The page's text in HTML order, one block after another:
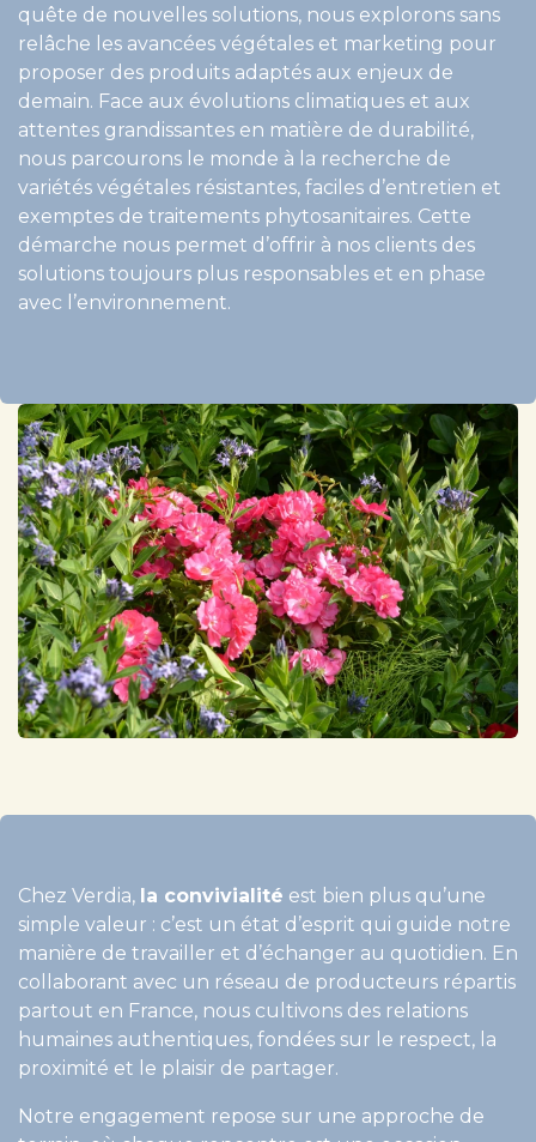
quête de nouvelles solutions, nous explorons sans
relâche les avancées végétales et marketing pour
proposer des produits adaptés aux enjeux de​
demain. Face aux évolutions climatiques et aux
attentes grandissantes en matière de durabilité,
nous parcourons le monde à la recherche de
variétés végétales résistantes, faciles d’entretien et
exemptes de traitements phytosanitaires. Cette
démarche nous permet d’offrir à nos clients des
solutions toujours plus responsables et en phase
avec l’environnement.
Chez Verdia, la convivialité est bien plus qu’une
simple valeur : c’est un état d’esprit qui guide notre
manière de travailler et d’échanger au quotidien. En
collaborant avec un réseau de producteurs répartis
partout en France, nous cultivons des relations
humaines authentiques, fondées sur le respect, la
proximité et le plaisir de partager.
Notre engagement repose sur une approche de